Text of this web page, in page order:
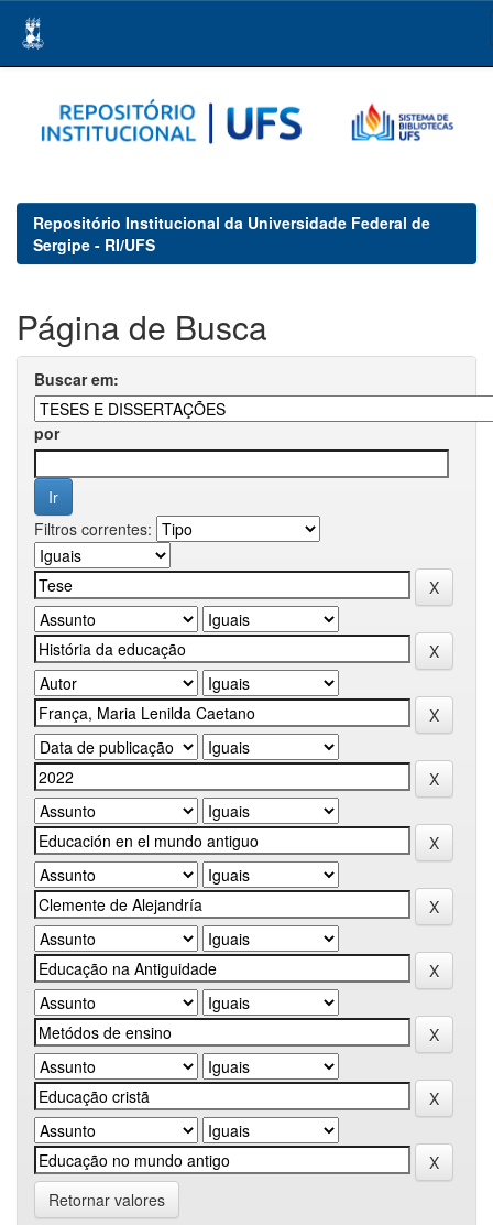
navigation
Repositório Institucional da Universidade Federal de
Sergipe - RI/UFS
Página de Busca
Buscar em:
por
Filtros correntes:
Retornar valores